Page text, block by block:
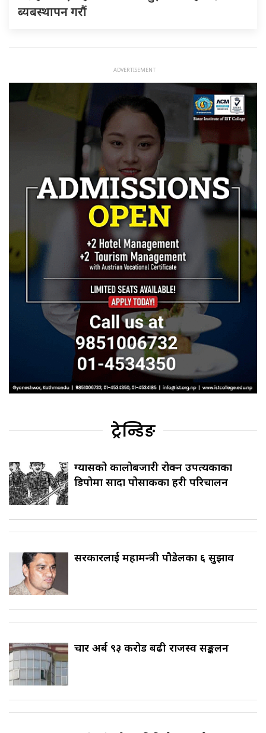
ब्यबस्थापन गराैं
ट्रेन्डिङ
ग्यासको कालोबजारी रोक्न उपत्यकाका
डिपोमा सादा पोसाकका प्रहरी परिचालन
सरकारलाई महामन्त्री पौडेलका ६ सुझाव
चार अर्ब ९३ करोड बढी राजस्व सङ्कलन